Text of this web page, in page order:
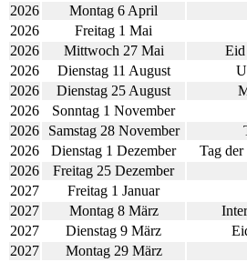
2026
Montag 6 April
2026
Freitag 1 Mai
2026
Mittwoch 27 Mai
Eid
2026
Dienstag 11 August
2026
Dienstag 25 August
2026
Sonntag 1 November
2026
Samstag 28 November
2026
Dienstag 1 Dezember
Tag
2026
Freitag 25 Dezember
2027
Freitag 1 Januar
2027
Montag 8 März
2027
Dienstag 9 März
2027
Montag 29 März